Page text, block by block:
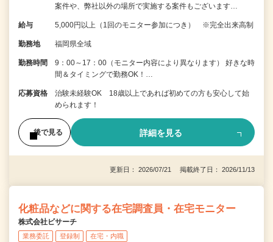
案件や、弊社以外の場所で実施する案件もございます…
給与 5,000円以上（1回のモニター参加につき） ※完全出来高制
勤務地 福岡県全域
勤務時間
9：00～17：00（モニター内容により異なります） 好きな時
間＆タイミングで勤務OK！…
応募資格
治験未経験OK 18歳以上であれば初めての方も安心して始
められます！
後で見る 詳細を見る
更新日： 2026/07/21 掲載終了日： 2026/11/13
化粧品などに関する在宅調査員・在宅モニター
株式会社ビサーチ
業務委託 登録制 在宅・内職